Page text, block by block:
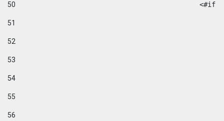
50
51
52
53
54
55
56